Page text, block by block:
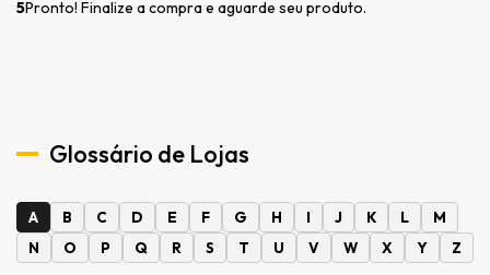
5Pronto! Finalize a compra e aguarde seu produto.
Glossário de Lojas
A B C D E F G H I J K L
M
N
O P Q R S T U V W X Y Z